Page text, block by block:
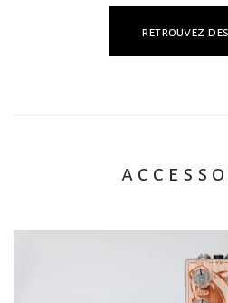
retrouvez